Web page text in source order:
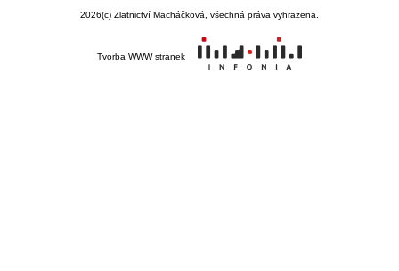
2026(c) Zlatnictví Macháčková, všechná práva vyhrazena.
Tvorba WWW stránek